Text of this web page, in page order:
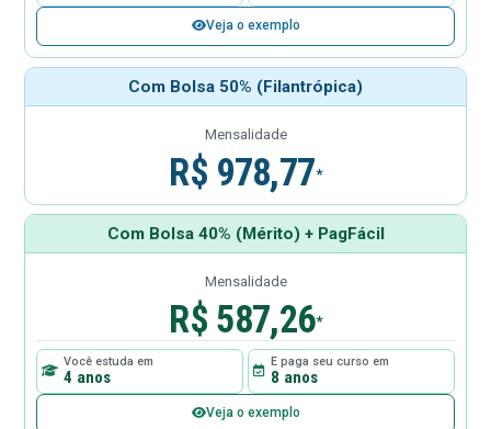
Veja o exemplo
Com Bolsa 50% (Filantrópica)
Mensalidade
R$ 978,77*
Com Bolsa 40% (Mérito) + PagFácil
Mensalidade
R$ 587,26*
Você estuda em
4 anos
E paga seu curso em
8 anos
Veja o exemplo